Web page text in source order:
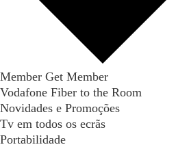
Member Get Member
Vodafone Fiber to the Room
Novidades e Promoções
Tv em todos os ecrãs
Portabilidade